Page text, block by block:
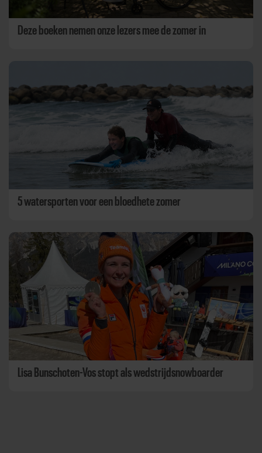
Deze boeken nemen onze lezers mee de zomer in
5 watersporten voor een bloedhete zomer
Lisa Bunschoten-Vos stopt als wedstrijdsnowboarder